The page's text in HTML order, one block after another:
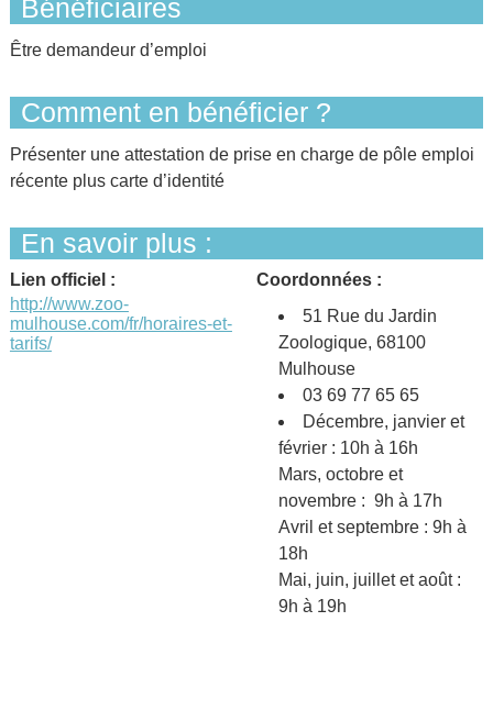
Bénéficiaires
Être demandeur d’emploi
Comment en bénéficier ?
Présenter une attestation de prise en charge de pôle emploi
récente plus carte d’identité
En savoir plus :
Lien officiel :
http://www.zoo-
mulhouse.com/fr/horaires-et-
tarifs/
Coordonnées :
51 Rue du Jardin
Zoologique, 68100
Mulhouse
03 69 77 65 65
Décembre, janvier et
février : 10h à 16h
Mars, octobre et
novembre : 9h à 17h
Avril et septembre : 9h à
18h
Mai, juin, juillet et août :
9h à 19h